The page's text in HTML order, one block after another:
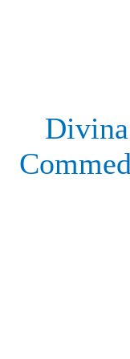
Divina